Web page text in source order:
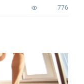
776